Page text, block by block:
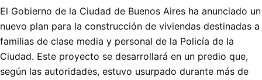
El Gobierno de la Ciudad de Buenos Aires ha anunciado un
nuevo plan para la construcción de viviendas destinadas a
familias de clase media y personal de la Policía de la
Ciudad. Este proyecto se desarrollará en un predio que,
según las autoridades, estuvo usurpado durante más de